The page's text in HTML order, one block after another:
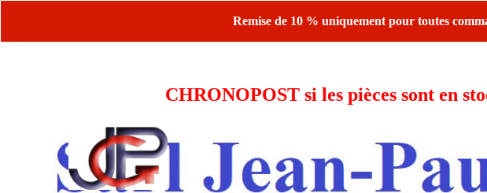
Remise de 10 % uniquement pour toutes
CHRONOPOST si les pièces sont en